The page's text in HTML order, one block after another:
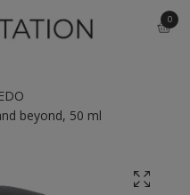
0
EDO
beyond, 50 ml